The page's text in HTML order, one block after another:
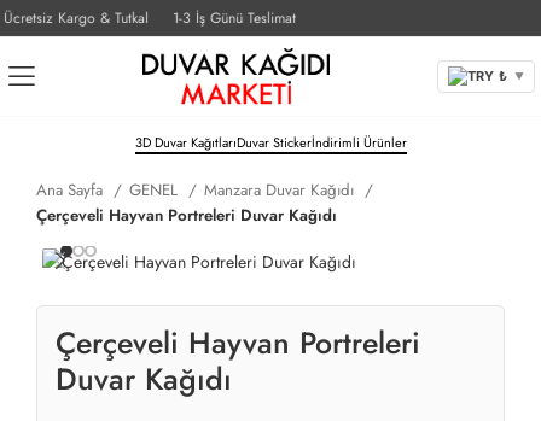
Kargo & Tutkal 1-3 İş Günü Teslimat
TRY ₺ ▼
3D Duvar KağıtlarıDuvar Stickerİndirimli Ürünler
Ana Sayfa GENEL
Manzara Duvar Kağıdı
Çerçeveli Hayvan Portreleri Duvar Kağıdı
Çerçeveli Hayvan Portreleri
Duvar Kağıdı